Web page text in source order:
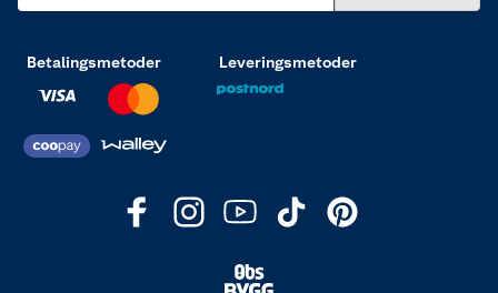
Betalingsmetoder Leveringsmetoder